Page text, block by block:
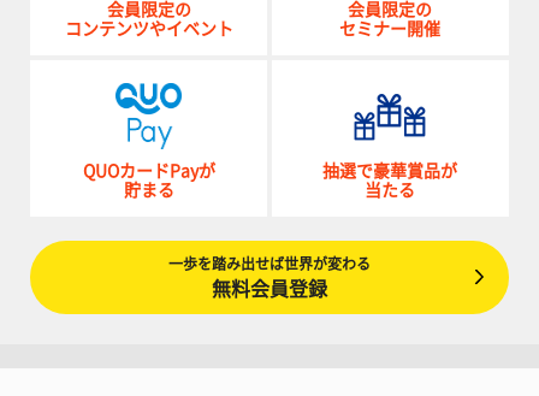
会員限定の
コンテンツやイベント
会員限定の
セミナー開催
QUOカードPayが
貯まる
抽選で豪華賞品が
当たる
一歩を踏み出せば世界が変わる
無料会員登録